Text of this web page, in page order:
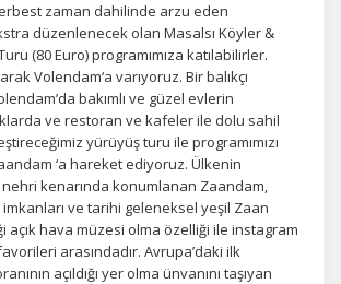
zaman dahilinde arzu eden
düzenlenecek olan Masalsı Köyler &
(80 Euro) programımıza katılabilirler.
Volendam‘a varıyoruz. Bir balıkçı
bakımlı ve güzel evlerin
ve restoran ve kafeler ile dolu sahil
yürüyüş turu ile programımızı
‘a hareket ediyoruz. Ülkenin
kenarında konumlanan Zaandam,
ve tarihi geleneksel yeşil Zaan
açık hava müzesi olma özelliği ile instagram
arasındadır. Avrupa’daki ilk
açıldığı yer olma ünvanını taşıyan